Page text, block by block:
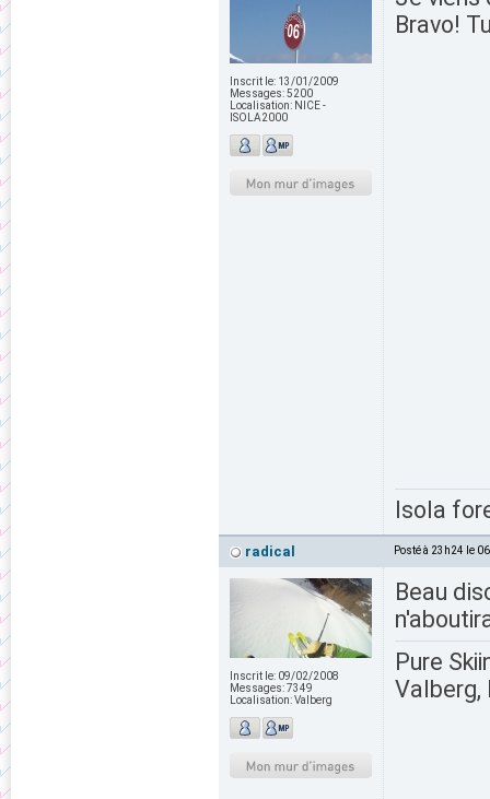
Inscrit le: 13/01/2009
Messages:5200
Localisation: NICE -
ISOLA2000
Bravo!
Isola
radical Posté à 23h24 le
Inscrit le: 09/02/2008
Messages:7349
Localisation:Valberg
Beau
Pure
Valberg,